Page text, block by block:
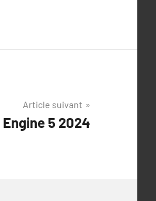
Article suivant
5 2024